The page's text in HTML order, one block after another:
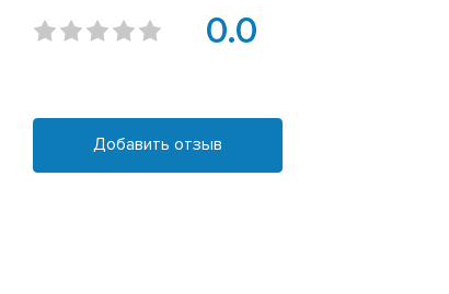
0.0
Добавить отзыв